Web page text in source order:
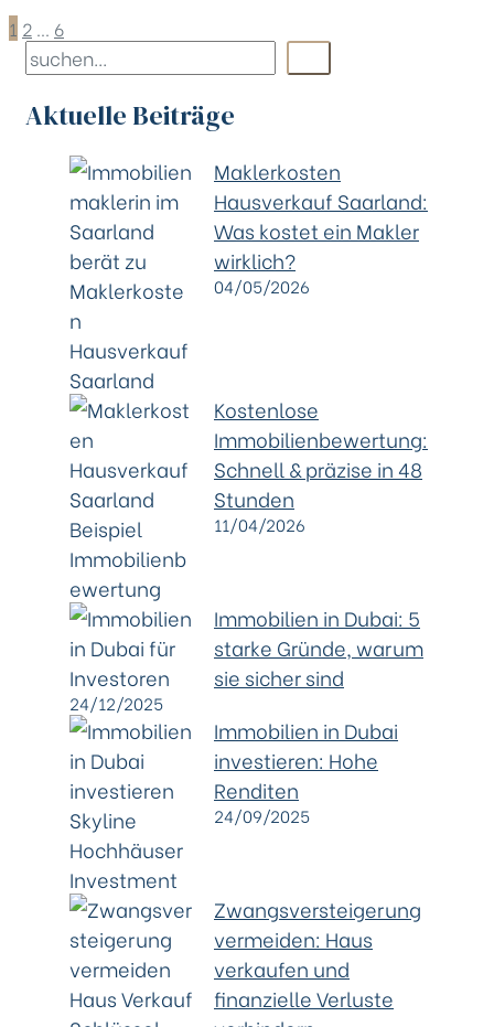
1 2 … 6
Aktuelle Beiträge
Maklerkosten
Hausverkauf Saarland:
Was kostet ein Makler
wirklich?
04/05/2026
Kostenlose
Immobilienbewertung:
Schnell & präzise in 48
Stunden
11/04/2026
Immobilien in Dubai: 5
starke Gründe, warum
sie sicher sind
24/12/2025
Immobilien in Dubai
investieren: Hohe
Renditen
24/09/2025
Zwangsversteigerung
vermeiden: Haus
verkaufen und
finanzielle Verluste